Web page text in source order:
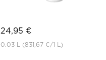
24,95 €
0.03 L (831,67 €/1 L)